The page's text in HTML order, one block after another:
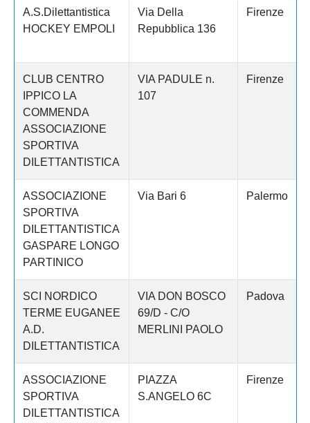
A.S.Dilettantistica
HOCKEY EMPOLI
Via Della
Repubblica 136
Firenze
CLUB CENTRO
IPPICO LA
COMMENDA
ASSOCIAZIONE
SPORTIVA
DILETTANTISTICA
VIA PADULE n.
107
Firenze
ASSOCIAZIONE
SPORTIVA
DILETTANTISTICA
GASPARE LONGO
PARTINICO
Via Bari 6 Palermo
SCI NORDICO
TERME EUGANEE
A.D.
DILETTANTISTICA
VIA DON BOSCO
69/D - C/O
MERLINI PAOLO
Padova
ASSOCIAZIONE
SPORTIVA
DILETTANTISTICA
PIAZZA
S.ANGELO 6C
Firenze